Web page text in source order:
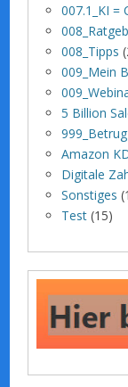
007.1_KI =
008_Tipps
009_Mein
5 Billion
999_Betrug
Amazon
Digitale
Sonstiges
Test (15)